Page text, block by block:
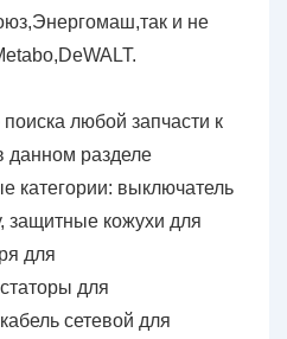
и не
любой запчасти к
данном разделе
категории: выключатель
защитные кожухи для
для
для
сетевой для